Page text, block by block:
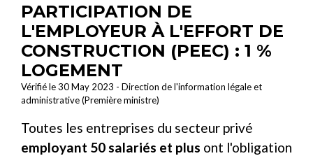
PARTICIPATION DE
L'EMPLOYEUR À L'EFFORT DE
CONSTRUCTION (PEEC) : 1 %
LOGEMENT
Vérifié le 30 May 2023 - Direction de l'information légale et
administrative (Première ministre)
Toutes les entreprises du secteur privé
employant 50 salariés et plus ont l'obligation